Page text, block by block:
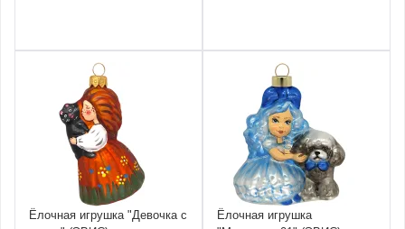
Ёлочная игрушка "Девочка с
Ёлочная игрушка